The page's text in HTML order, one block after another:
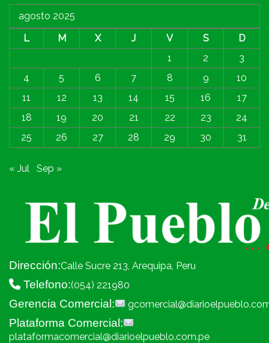
agosto 2025
L
M X J V S
D
1
2
3
4
5 6 7 8 9
10
11
12 13 14 15 16
17
18
19 20 21 22 23
24
25
26 27 28 29 30 31
« Jul Sep »
Dirección:Calle Sucre 213, Arequipa, Peru
Telefono:(054) 221980
Gerencia Comercial:
Plataforma Comercial:
plataformacomercial@diarioelpueblo.com.pe